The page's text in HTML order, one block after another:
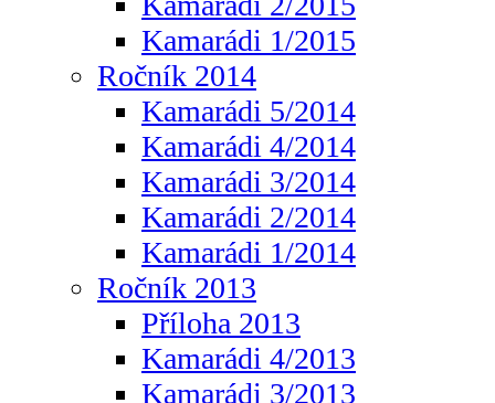
Kamarádi 1/2015
Ročník 2014
Kamarádi 5/2014
Kamarádi 4/2014
Kamarádi 3/2014
Kamarádi 2/2014
Kamarádi 1/2014
Ročník 2013
Příloha 2013
Kamarádi 4/2013
Kamarádi 3/2013